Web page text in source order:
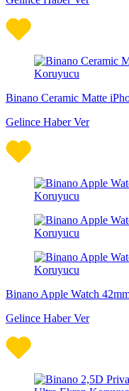
Binano Ceramic Matte
Gelince Haber Ver
Binano Apple Watch
Gelince Haber Ver